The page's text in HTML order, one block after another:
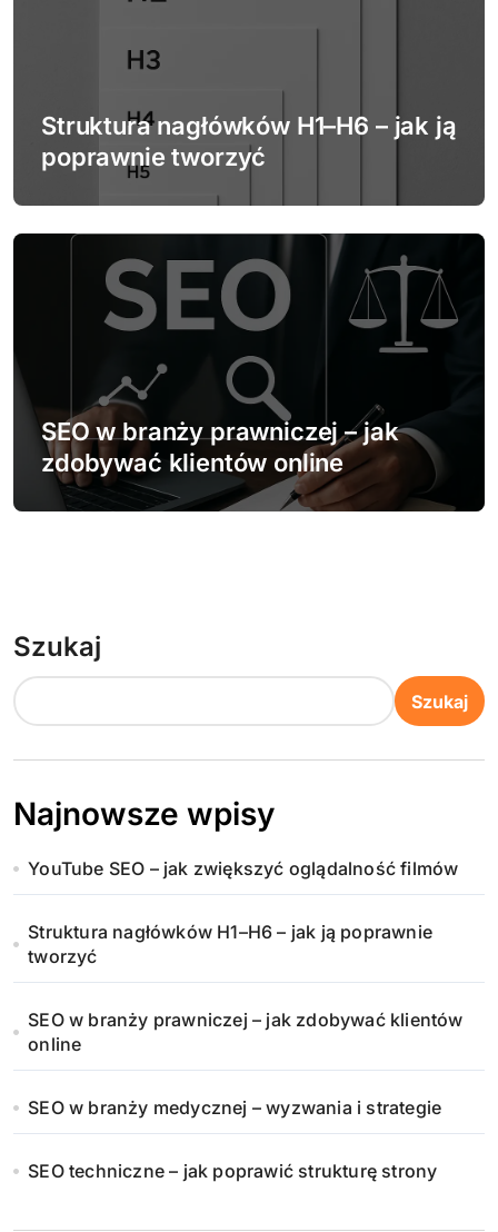
Struktura nagłówków H1–H6 – jak ją
poprawnie tworzyć
SEO w branży prawniczej – jak
zdobywać klientów online
Szukaj
Szukaj
Najnowsze wpisy
YouTube SEO – jak zwiększyć oglądalność filmów
Struktura nagłówków H1–H6 – jak ją poprawnie
tworzyć
SEO w branży prawniczej – jak zdobywać klientów
online
SEO w branży medycznej – wyzwania i strategie
SEO techniczne – jak poprawić strukturę strony